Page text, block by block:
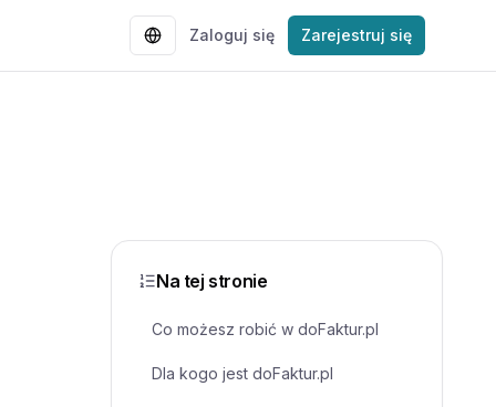
Zaloguj się Zarejestruj się
Na tej stronie
Co możesz robić w doFaktur.pl
Dla kogo jest doFaktur.pl